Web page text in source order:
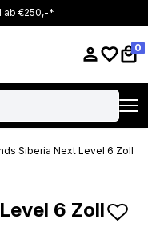
ab €250,-*
0
Siberia Next Level 6 Zoll
6 Zoll